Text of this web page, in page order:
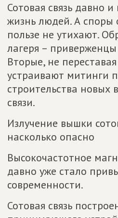
Сотовая связь давно
жизнь людей. А споры
пользе не утихают.
лагеря –
Вторые, не
устраивают митинги
строительства новых
связи.
Излучение вышки
насколько опасно
Высокочастотное
давно уже стало
современности.
Сотовая связь